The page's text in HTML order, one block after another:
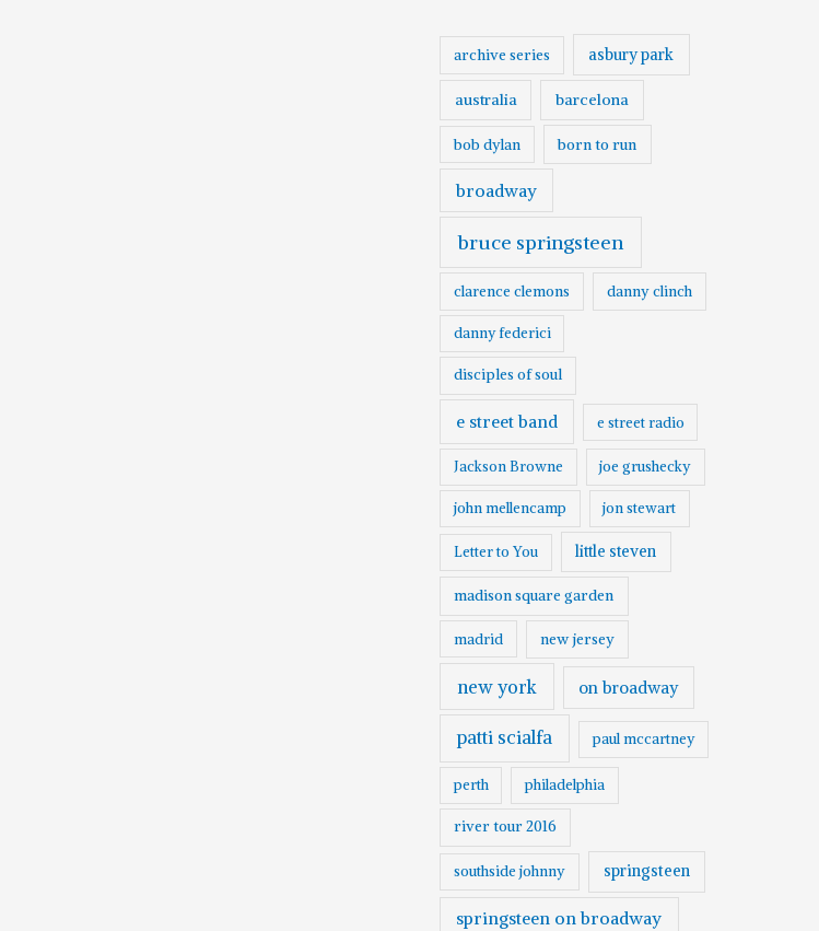
archive series asbury park
australia barcelona
bob dylan born to run
broadway
bruce springsteen
clarence clemons danny clinch
danny federici
disciples of soul
e street band e street radio
Jackson Browne joe grushecky
john mellencamp jon stewart
Letter to You little steven
madison square garden
madrid new jersey
new york on broadway
patti scialfa paul mccartney
perth philadelphia
river tour 2016
southside johnny springsteen
springsteen on broadway